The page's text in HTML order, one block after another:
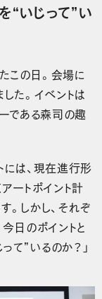
“いじって”い
この日。会場に
た。イベントは
である森司の趣
は、現在進行形
ートポイント計
。しかし、それぞ
日のポイントと
て”いるのか？」